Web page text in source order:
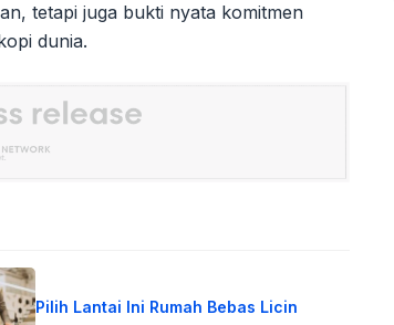
tetapi juga bukti nyata komitmen
dunia.
Pilih Lantai Ini Rumah Bebas Licin